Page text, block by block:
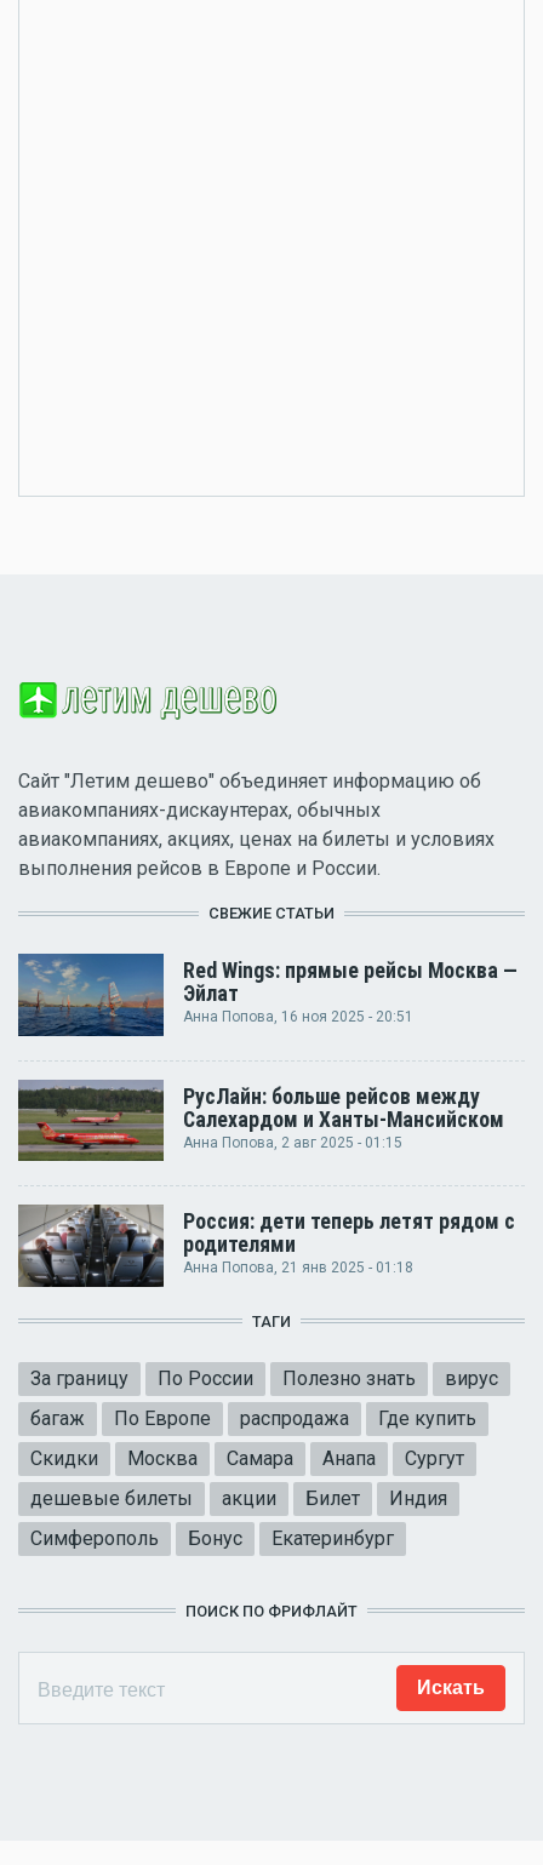
Сайт "Летим дешево" объединяет информацию об
авиакомпаниях-дискаунтерах, обычных
авиакомпаниях, акциях, ценах на билеты и условиях
выполнения рейсов в Европе и России.
СВЕЖИЕ СТАТЬИ
Red Wings: прямые рейсы Москва —
Эйлат
Анна Попова, 16 ноя 2025 - 20:51
РусЛайн: больше рейсов между
Салехардом и Ханты-Мансийском
Анна Попова , 2 авг 2025 - 01:15
Россия: дети теперь летят рядом с
родителями
Анна Попова, 21 янв 2025 - 01:18
ТАГИ
За границу По России Полезно знать
вирус
багаж
По Европе распродажа
Где купить
Скидки
Москва Самара Анапа
Сургут
дешевые билеты
акции Билет
Индия
Симферополь
Бонус Екатеринбург
ПОИСК ПО ФРИФЛАЙТ